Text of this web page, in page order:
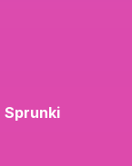
Sprunki